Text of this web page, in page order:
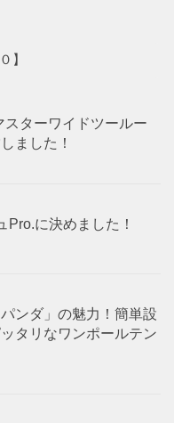
】
ターワイドツールー
ました！
Pro.に決めました！
ンダ」の魅力！簡単設
タリなワンポールテン